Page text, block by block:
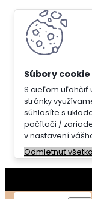
S cieľom uľahčiť
stránky
súhlasíte s
počítači /
v nastavení
Odmietnuť všetko